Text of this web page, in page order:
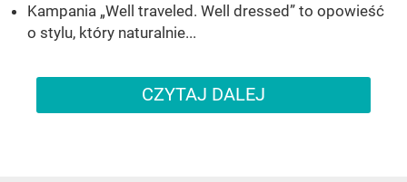
Kampania „Well traveled. Well dressed” to opowieść
o stylu, który naturalnie...
CZYTAJ DALEJ